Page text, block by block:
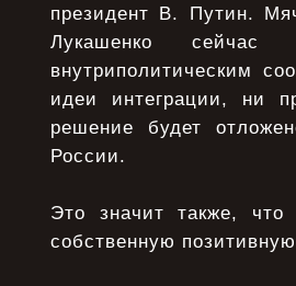
президент В. Путин.
Лукашенко
внутриполитическим
идеи интеграции, ни
решение будет
России.
Это значит также, что
собственную